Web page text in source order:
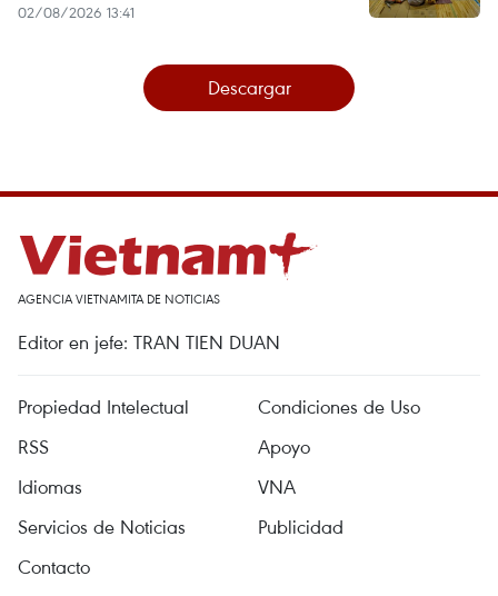
02/08/2026 13:41
Descargar
AGENCIA VIETNAMITA DE NOTICIAS
Editor en jefe: TRAN TIEN DUAN
Propiedad Intelectual
Condiciones de Uso
RSS
Apoyo
Idiomas
VNA
Servicios de Noticias
Publicidad
Contacto